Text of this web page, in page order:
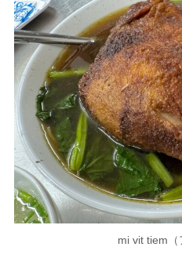
mi vit tiem（